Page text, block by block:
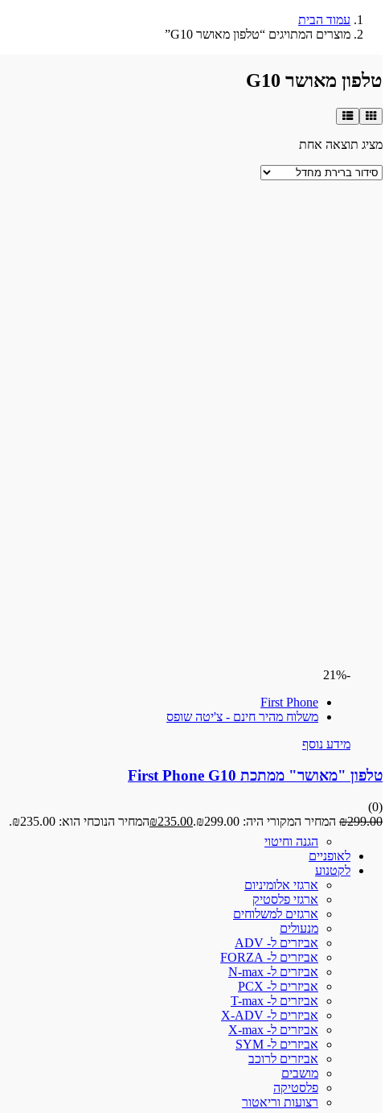
עמוד הבית
מוצרים המתויגים “טלפון מאושר G10”
טלפון מאושר G10
מציג תוצאה אחת
-21%
First Phone
משלוח מהיר חינם - צ'יטה שופס
מידע נוסף
טלפון "מאושר" ממתכת First Phone G10
(0)
₪299.00 המחיר המקורי היה: ₪299.00. ₪235.00 המחיר הנוכחי הוא: ₪235.00.
הגנה וחיטוי
לאופניים
לקטנוע
ארגזי אלומיניום
ארגזי פלסטיק
ארגזים למשלוחים
מנעולים
אביזרים ל- ADV
אביזרים ל- FORZA
אביזרים ל- N-max
אביזרים ל- PCX
אביזרים ל- T-max
אביזרים ל- X-ADV
אביזרים ל- X-max
אביזרים ל- SYM
אביזרים לרוכב
מושבים
פלסטיקה
רצועות וריאטור